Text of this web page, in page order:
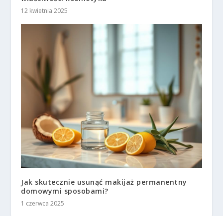
12 kwietnia 2025
Jak skutecznie usunąć makijaż permanentny
domowymi sposobami?
1 czerwca 2025